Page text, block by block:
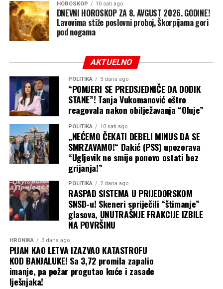
HOROSKOP 10 sati ago
DNEVNI HOROSKOP ZA 8. AVGUST 2026. GODINE!
Lavovima stiže poslovni proboj, Škorpijama gori
pod nogama
AKTUELNO
POLITIKA 3 dana ago
“POMJERI SE PREDSJEDNIČE DA DODIK
STANE”! Tanja Vukomanović oštro
reagovala nakon obilježavanja “Oluje”
POLITIKA 10 sati ago
„NEĆEMO ČEKATI DEBELI MINUS DA SE
SMRZAVAMO!“ Dakić (PSS) upozorava
“Ugljevik ne smije ponovo ostati bez
grijanja!”
POLITIKA 2 dana ago
RASPAD SISTEMA U PRIJEDORSKOM
SNSD-u! Skeneri spriječili “štimanje”
glasova, UNUTRAŠNJE FRAKCIJE IZBILE
NA POVRŠINU
HRONIKA 3 dana ago
PIJAN KAO LETVA IZAZVAO KATASTROFU
KOD BANJALUKE! Sa 3,72 promila zapalio
imanje, pa požar progutao kuće i zasade
lješnjaka!